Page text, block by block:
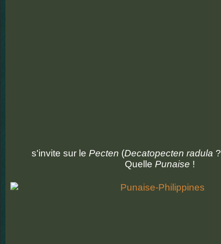
s'invite sur le Pecten (Decatopecten radula
Quelle Punaise !